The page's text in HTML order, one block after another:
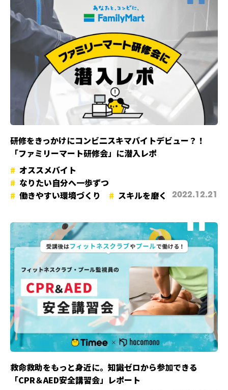
研修をきっかけにコンビ二スキマバイトデビュー？！
「ファミリーマート研修会」に潜入レポ
オススメバイト
なりたい自分へ一歩ずつ
働きやすい環境づくり
スキルを磨く 2022.12.21
救命救助をもっと身近に。知識ゼロから参加できる
「CPR＆AED安全講習会」レポート